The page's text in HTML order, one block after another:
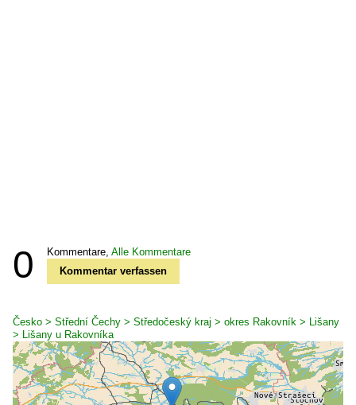
0 Kommentare, Alle Kommentare
Kommentar verfassen
Česko > Střední Čechy > Středočeský kraj > okres Rakovník > Lišany
> Lišany u Rakovníka